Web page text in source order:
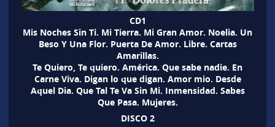
CD1
Mis Noches Sin Ti. Mi Tierra. Mi Gran Amor. Noelia. Un
Beso Y Una Flor. Puerta De Amor. Libre. Cartas
Amarillas.
Te Quiero, Te quiero. América. Que sabe nadie. En
Carne Viva. Digan lo que digan. Amor mio. Desde
Aquel Dia. Que Tal Te Va Sin Mi. Inmensidad. Sabes
Que Pasa. Mujeres.
DISCO 2